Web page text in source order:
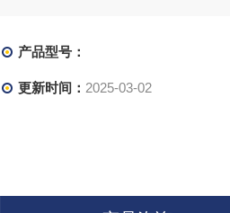
产品型号：
更新时间： 2025-03-02